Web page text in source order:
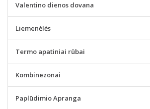
Valentino dienos dovana
Liemenėlės
Termo apatiniai rūbai
Kombinezonai
Paplūdimio Apranga